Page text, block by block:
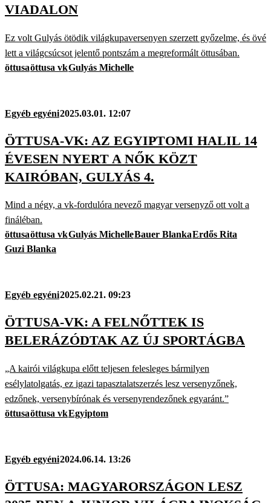
VIADALON
Ez volt Gulyás ötödik világkupaversenyen szerzett győzelme, és övé
lett a világcsúcsot jelentő pontszám a megreformált öttusában.
öttusaöttusa vkGulyás Michelle
Egyéb egyéni2025.03.01. 12:07
ÖTTUSA-VK: AZ EGYIPTOMI HALIL 14
ÉVESEN NYERT A NŐK KÖZT
KAIRÓBAN, GULYÁS 4.
Mind a négy, a vk-fordulóra nevező magyar versenyző ott volt a
fináléban.
öttusaöttusa vkGulyás MichelleBauer BlankaErdős Rita
Guzi Blanka
Egyéb egyéni2025.02.21. 09:23
ÖTTUSA-VK: A FELNŐTTEK IS
BELERÁZÓDTAK AZ ÚJ SPORTÁGBA
„A kairói világkupa előtt teljesen felesleges bármilyen
esélylatolgatás, ez igazi tapasztalatszerzés lesz versenyzőnek,
edzőnek, versenybírónak és versenyrendezőnek egyaránt.”
öttusaöttusa vkEgyiptom
Egyéb egyéni2024.06.14. 13:26
ÖTTUSA: MAGYARORSZÁGON LESZ